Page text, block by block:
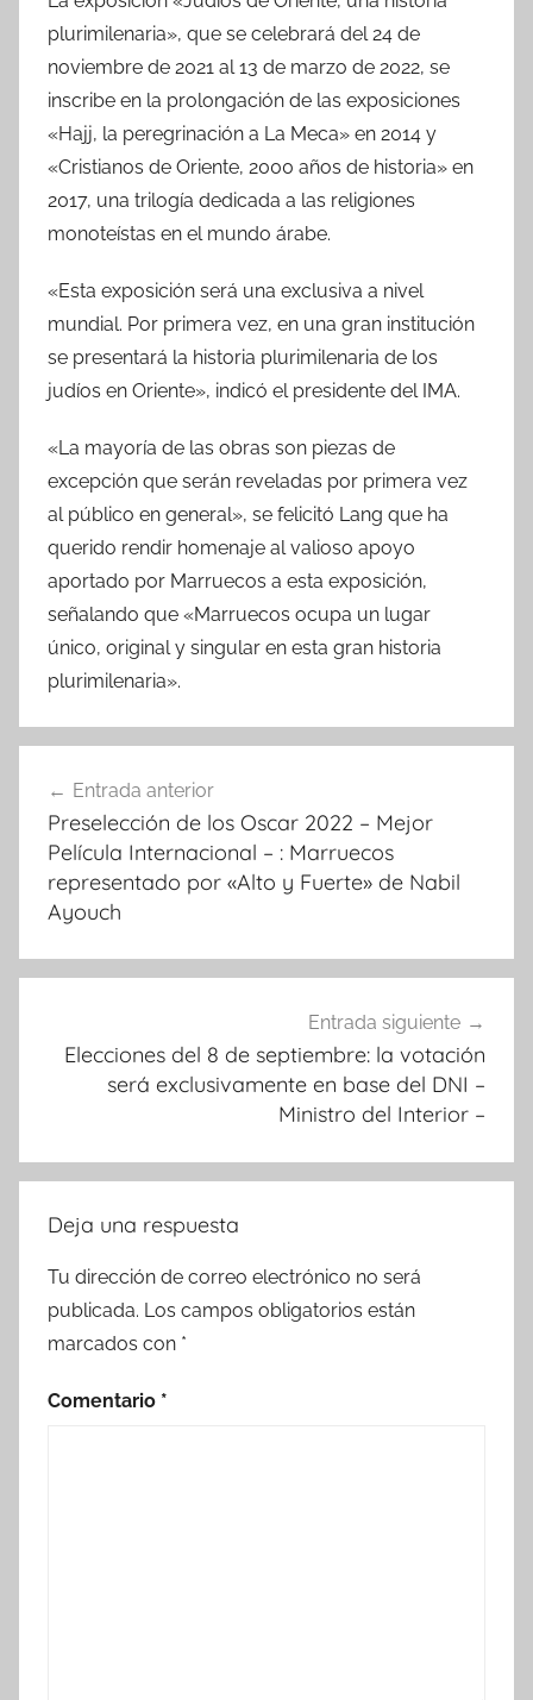
plurimilenaria», que se celebrará del 24 de
noviembre de 2021 al 13 de marzo de 2022, se
inscribe en la prolongación de las exposiciones
«Hajj, la peregrinación a La Meca» en 2014 y
«Cristianos de Oriente, 2000 años de historia» en
2017, una trilogía dedicada a las religiones
monoteístas en el mundo árabe.
«Esta exposición será una exclusiva a nivel
mundial. Por primera vez, en una gran institución
se presentará la historia plurimilenaria de los
judíos en Oriente», indicó el presidente del IMA.
«La mayoría de las obras son piezas de
excepción que serán reveladas por primera vez
al público en general», se felicitó Lang que ha
querido rendir homenaje al valioso apoyo
aportado por Marruecos a esta exposición,
señalando que «Marruecos ocupa un lugar
único, original y singular en esta gran historia
plurimilenaria».
de
entradas
Entrada anterior
Preselección de los Oscar 2022 – Mejor
Película Internacional – : Marruecos
representado por «Alto y Fuerte» de Nabil
Ayouch
Entrada siguiente
Elecciones del 8 de septiembre: la votación
será exclusivamente en base del DNI –
Ministro del Interior –
Deja una respuesta
Tu dirección de correo electrónico no será
publicada. Los campos obligatorios están
marcados con *
Comentario *